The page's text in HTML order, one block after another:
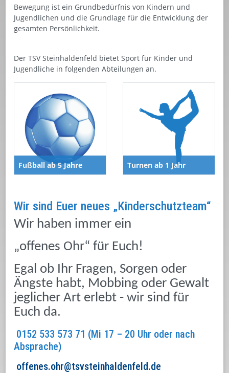
Bewegung ist ein Grundbedürfnis von Kindern und
Jugendlichen und die Grundlage für die Entwicklung der
gesamten Persönlichkeit.
Der TSV Steinhaldenfeld bietet Sport für Kinder und
Jugendliche in folgenden Abteilungen an.
Fußball ab 5 Jahre Turnen ab 1 Jahr
Wir sind Euer neues „Kinderschutzteam“
Wir haben immer ein
„offenes Ohr“ für Euch!
Egal ob Ihr Fragen, Sorgen oder
Ängste habt, Mobbing oder Gewalt
jeglicher Art erlebt -wir sind für
Euch da.
0152 533 573 71 (Mi 17 – 20 Uhr oder nach
Absprache)
offenes.ohr@tsvsteinhaldenfeld.de